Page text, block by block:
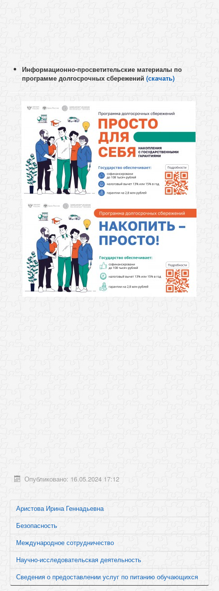
Информационно-просветительские материалы по
программе долгосрочных сбережений (скачать)
Опубликовано: 16.05.2024 17:12
Аристова Ирина Геннадьевна
Безопасность
Международное сотрудничество
Научно-исследовательская деятельность
Сведения о предоставлении услуг по питанию обучающихся